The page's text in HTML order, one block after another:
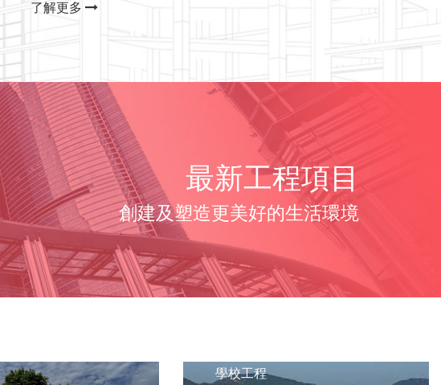
了解更多
最新工程項目
創建及塑造更美好的生活環境
學校工程